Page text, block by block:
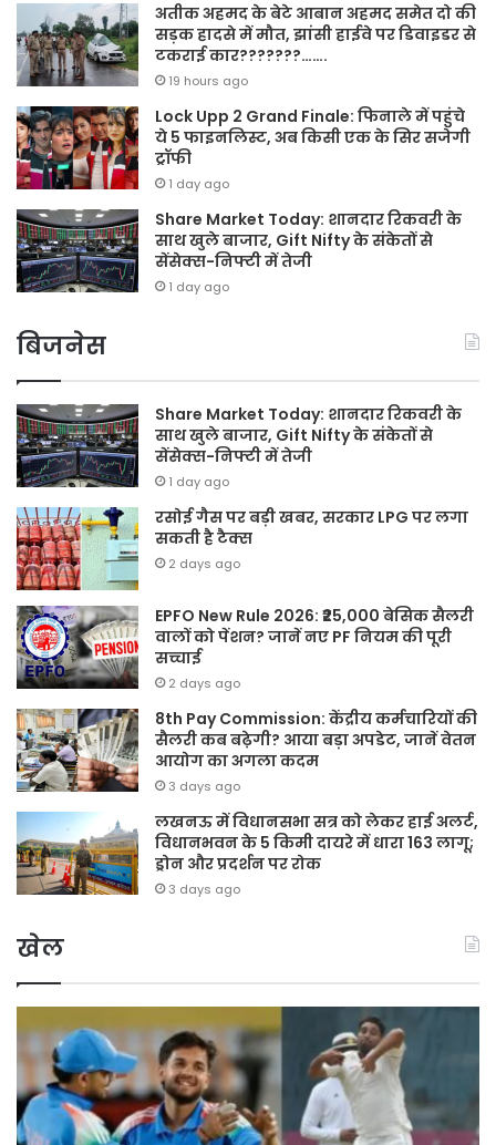
अतीक अहमद के बेटे आबान अहमद समेत दो की
सड़क हादसे में मौत, झांसी हाईवे पर डिवाइडर से
टकराई कार???????…….
19 hours ago
Lock Upp 2 Grand Finale: फिनाले में पहुंचे
ये 5 फाइनलिस्ट, अब किसी एक के सिर सजेगी
ट्रॉफी
1 day ago
Share Market Today: शानदार रिकवरी के
साथ खुले बाजार, Gift Nifty के संकेतों से
सेंसेक्स-निफ्टी में तेजी
1 day ago
बिजनेस
Share Market Today: शानदार रिकवरी के
साथ खुले बाजार, Gift Nifty के संकेतों से
सेंसेक्स-निफ्टी में तेजी
1 day ago
रसोई गैस पर बड़ी खबर, सरकार LPG पर लगा
सकती है टैक्स
2 days ago
EPFO New Rule 2026: ₹25,000 बेसिक सैलरी
वालों को पेंशन? जानें नए PF नियम की पूरी
सच्चाई
2 days ago
8th Pay Commission: केंद्रीय कर्मचारियों की
सैलरी कब बढ़ेगी? आया बड़ा अपडेट, जानें वेतन
आयोग का अगला कदम
3 days ago
लखनऊ में विधानसभा सत्र को लेकर हाई अलर्ट,
विधानभवन के 5 किमी दायरे में धारा 163 लागू;
ड्रोन और प्रदर्शन पर रोक
3 days ago
खेल